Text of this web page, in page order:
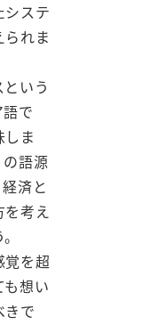
システ
れま
いう
で
しま
語源
済と
を考え
覚を超
想い
きで